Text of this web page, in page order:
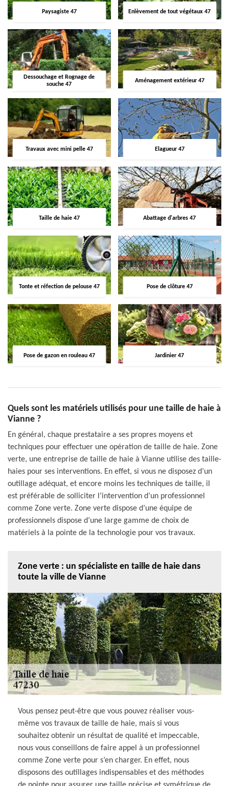
Paysagiste 47 Enlèvement de tout végétaux 47
Dessouchage et Rognage de
souche 47
Aménagement extérieur 47
Travaux avec mini pelle 47 Elagueur 47
Taille de haie 47 Abattage d'arbres 47
Tonte et réfection de pelouse 47 Pose de clôture 47
Pose de gazon en rouleau 47 Jardinier 47
Quels sont les matériels utilisés pour une taille de haie à
Vianne ?
En général, chaque prestataire a ses propres moyens et
techniques pour effectuer une opération de taille de haie. Zone
verte, une entreprise de taille de haie à Vianne utilise des taille-
haies pour ses interventions. En effet, si vous ne disposez d’un
outillage adéquat, et encore moins les techniques de taille, il
est préférable de solliciter l’intervention d’un professionnel
comme Zone verte. Zone verte dispose d’une équipe de
professionnels dispose d’une large gamme de choix de
matériels à la pointe de la technologie pour vos travaux.
Zone verte : un spécialiste en taille de haie dans
toute la ville de Vianne
Vous pensez peut-être que vous pouvez réaliser vous-
même vos travaux de taille de haie, mais si vous
souhaitez obtenir un résultat de qualité et impeccable,
nous vous conseillons de faire appel à un professionnel
comme Zone verte pour s’en charger. En effet, nous
disposons des outillages indispensables et des méthodes